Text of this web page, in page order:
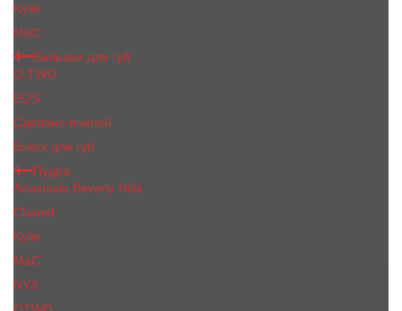
Kylie
МаС
Бальзам для губ
O.TWO
EOS
Сделано пчелой
Блеск для губ
Пудра
Anastasia Beverly Hills
Chanel
Kylie
MaC
NYX